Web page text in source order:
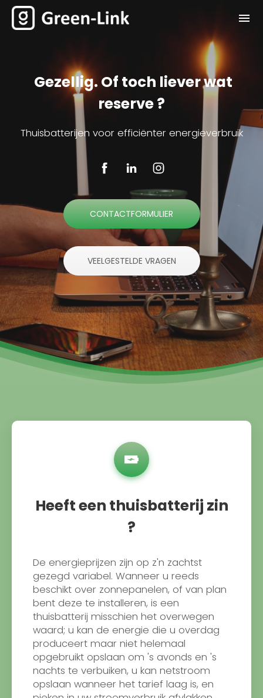
Gezellig. Of toch liever wat
reserve ?
Thuisbatterijen voor efficiënter energieverbruik
CONTACTFORMULIER
VEELGESTELDE VRAGEN
Heeft een thuisbatterij zin
?
De energieprijzen zijn op z'n zachtst
gezegd variabel. Wanneer u reeds
beschikt over zonnepanelen, of van plan
bent deze te installeren, is een
thuisbatterij misschien het overwegen
waard; u kan de energie die u overdag
produceert maar niet helemaal
opgebruikt opslaan om 's avonds en 's
nachts te verbuiken, u kan netstroom
opslaan wanneer het tarief laag is, en